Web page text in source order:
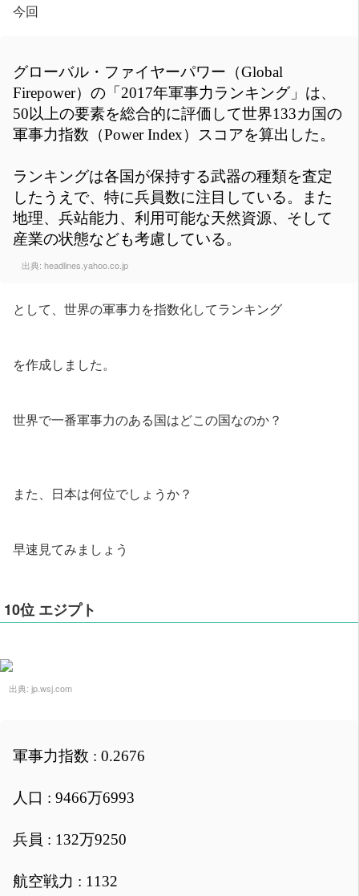
今回
グローバル・ファイヤーパワー（Global
Firepower）の「2017年軍事力ランキング」は、
50以上の要素を総合的に評価して世界133カ国の
軍事力指数（Power Index）スコアを算出した。
ランキングは各国が保持する武器の種類を査定
したうえで、特に兵員数に注目している。また
地理、兵站能力、利用可能な天然資源、そして
産業の状態なども考慮している。
出典: headlines.yahoo.co.jp
として、世界の軍事力を指数化してランキング
を作成しました。
世界で一番軍事力のある国はどこの国なのか？
また、日本は何位でしょうか？
早速見てみましょう
10位 エジプト
出典: jp.wsj.com
軍事力指数 : 0.2676
人口 : 9466万6993
兵員 : 132万9250
航空戦力 : 1132